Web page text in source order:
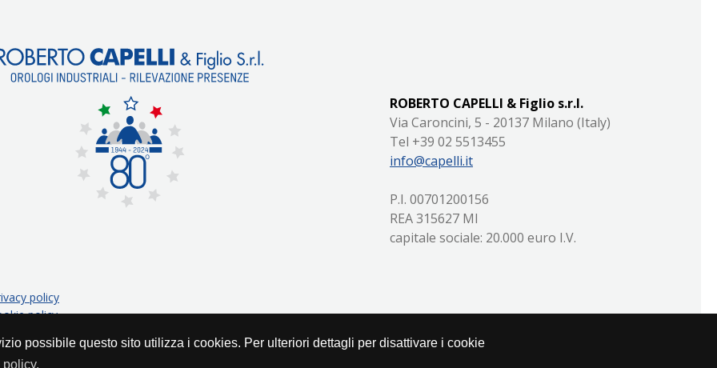
possibile questo sito utilizza i cookies. Per ulteriori dettagli per disattivare i cookie
policy
policy
| marketing e comunicazione
ROBERTO CAPELLI & Figlio s.r.l.
Via Caroncini, 5 - 20137 Milano (Italy)
Tel +39 02 5513455
info@capelli.it
P.I. 00701200156
REA 315627 MI
capitale sociale: 20.000 euro I.V.